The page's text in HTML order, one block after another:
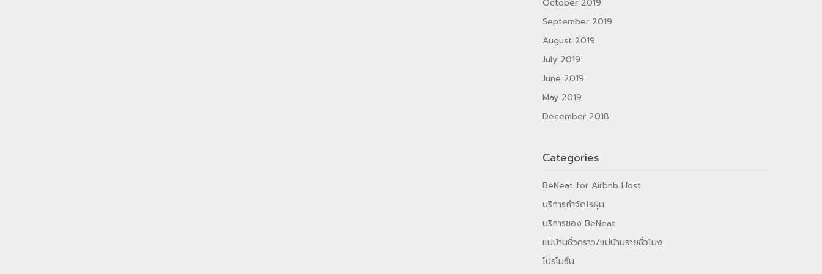
October 2019
September 2019
August 2019
July 2019
June 2019
May 2019
December 2018
Categories
BeNeat for Airbnb Host
บริการกำจัดไรฝุ่น
บริการของ BeNeat
แม่บ้านชั่วคราว/แม่บ้านรายชั่วโมง
โปรโมชั่น